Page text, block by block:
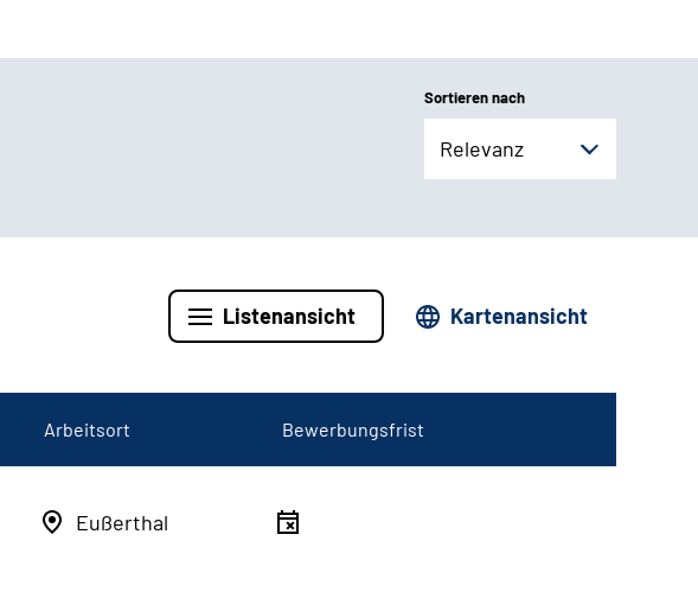
Sortieren nach
Relevanz
Listenansicht Kartenansicht
Arbeitsort Bewerbungsfrist
Eußerthal